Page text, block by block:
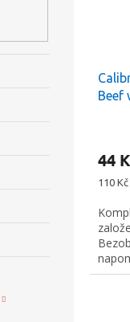
Beef
44
Měrná
110